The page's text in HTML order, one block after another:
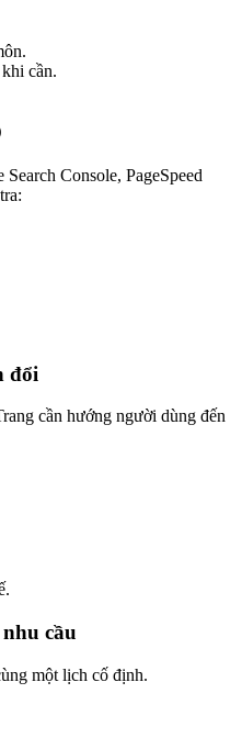
cần.
Console, PageSpeed
đổi
cần hướng người dùng đến
cầu
một lịch cố định.